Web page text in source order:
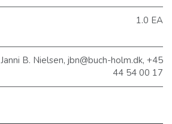
1.0 EA
Janni B. Nielsen, jbn@buch-holm.dk, +45
44 54 00 17